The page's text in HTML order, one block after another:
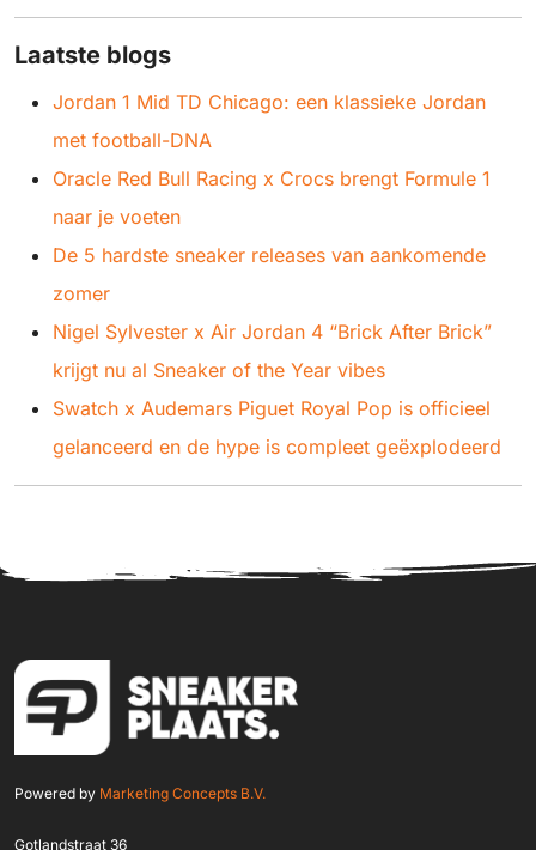
Laatste blogs
Jordan 1 Mid TD Chicago: een klassieke Jordan
met football-DNA
Oracle Red Bull Racing x Crocs brengt Formule 1
naar je voeten
De 5 hardste sneaker releases van aankomende
zomer
Nigel Sylvester x Air Jordan 4 “Brick After Brick”
krijgt nu al Sneaker of the Year vibes
Swatch x Audemars Piguet Royal Pop is officieel
gelanceerd en de hype is compleet geëxplodeerd
Powered by Marketing Concepts B.V.
Gotlandstraat 36